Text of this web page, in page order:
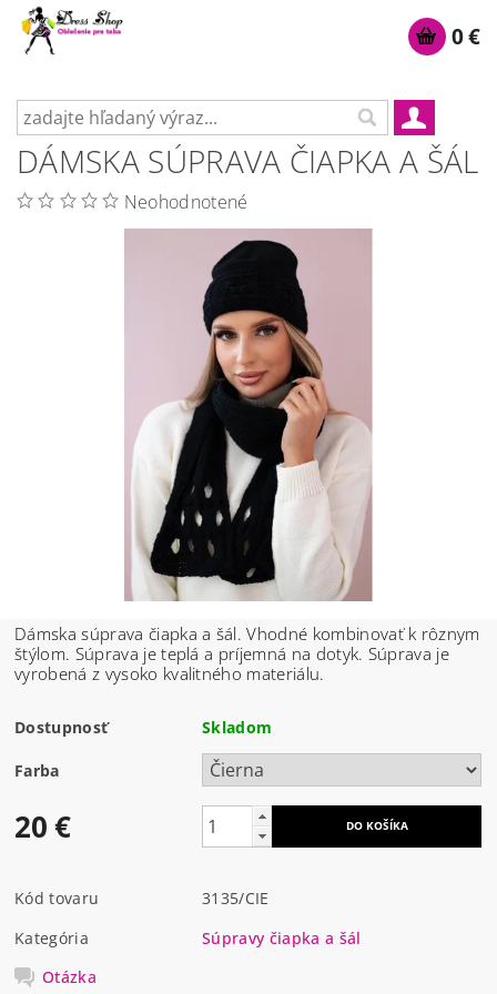
0 €
DÁMSKA SÚPRAVA ČIAPKA A ŠÁL
Neohodnotené
Dámska súprava čiapka a šál. Vhodné kombinovať k rôznym
štýlom. Súprava je teplá a príjemná na dotyk. Súprava je
vyrobená z vysoko kvalitného materiálu.
Dostupnosť Skladom
Farba
20 €
Kód tovaru
3135/CIE
Kategória
Súpravy čiapka a šál
Otázka